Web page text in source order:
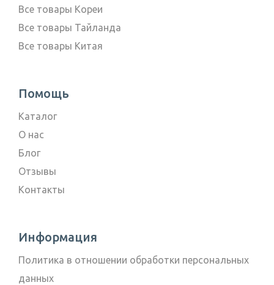
Все товары Кореи
Все товары Тайланда
Все товары Китая
Помощь
Каталог
О нас
Блог
Отзывы
Контакты
Информация
Политика в отношении обработки персональных
данных